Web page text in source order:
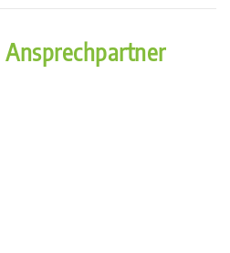
Ansprechpartner